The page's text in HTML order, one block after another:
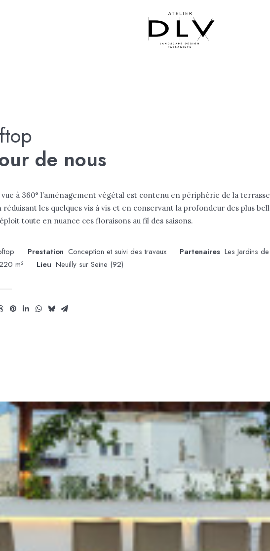
de nous
à 360° l’aménagement végétal est contenu en périphérie de la
réduisant les quelques vis à vis et en conservant la profondeur des plus
toute en nuance ces floraisons au fil des saisons.
Prestation Conception et suivi des travaux Partenaires Les Jardins
m² Lieu Neuilly sur Seine (92)